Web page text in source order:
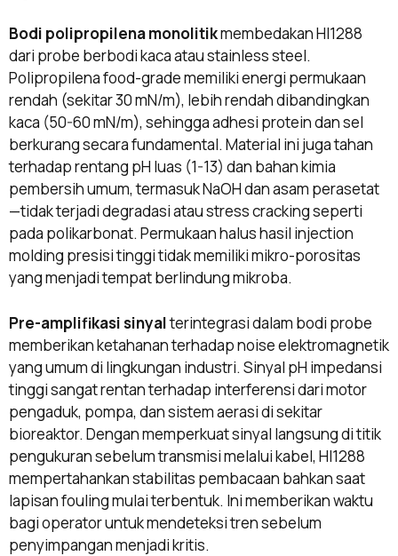
Bodi polipropilena monolitikmembedakan HI1288
dari probe berbodi kaca atau stainless steel.
Polipropilena food-grade memiliki energi permukaan
rendah (sekitar 30 mN/m), lebih rendah dibandingkan
kaca (50-60 mN/m), sehingga adhesi protein dan sel
berkurang secara fundamental. Material ini juga tahan
terhadap rentang pH luas (1-13) dan bahan kimia
pembersih umum, termasuk NaOH dan asam perasetat
—tidak terjadi degradasi atau stress cracking seperti
pada polikarbonat. Permukaan halus hasil injection
molding presisi tinggi tidak memiliki mikro-porositas
yang menjadi tempat berlindung mikroba.
Pre-amplifikasi sinyalterintegrasi dalam bodi probe
memberikan ketahanan terhadap noise elektromagnetik
yang umum di lingkungan industri. Sinyal pH impedansi
tinggi sangat rentan terhadap interferensi dari motor
pengaduk, pompa, dan sistem aerasi di sekitar
bioreaktor. Dengan memperkuat sinyal langsung di titik
pengukuran sebelum transmisi melalui kabel, HI1288
mempertahankan stabilitas pembacaan bahkan saat
lapisan fouling mulai terbentuk. Ini memberikan waktu
bagi operator untuk mendeteksi tren sebelum
penyimpangan menjadi kritis.